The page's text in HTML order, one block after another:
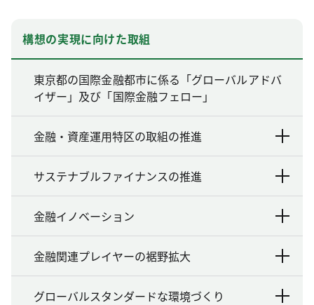
構想の実現に向けた取組
東京都の国際金融都市に係る「グローバルアドバ
イザー」及び「国際金融フェロー」
金融・資産運用特区の取組の推進
サステナブルファイナンスの推進
金融イノベーション
金融関連プレイヤーの裾野拡大
グローバルスタンダードな環境づくり